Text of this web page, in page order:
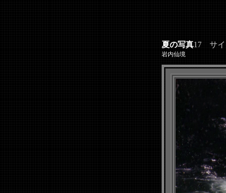
夏の写真17 サイ
岩内仙境